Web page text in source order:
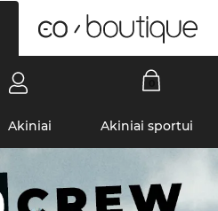
Akiniai Akiniai sportui